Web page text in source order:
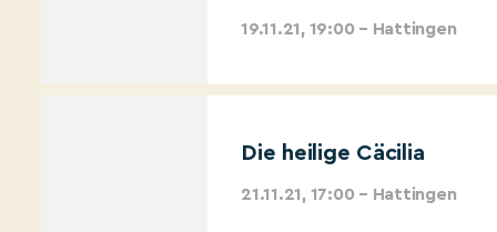
19.11.21, 19:00 – Hattingen
Die heilige Cäcilia
21.11.21, 17:00 – Hattingen